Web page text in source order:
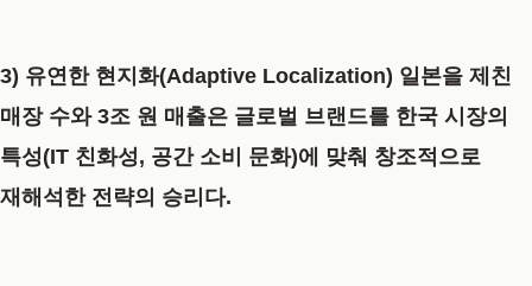
3) 유연한 현지화(Adaptive Localization) 일본을 제친
매장 수와 3조 원 매출은 글로벌 브랜드를 한국 시장의
특성(IT 친화성, 공간 소비 문화)에 맞춰 창조적으로
재해석한 전략의 승리다.